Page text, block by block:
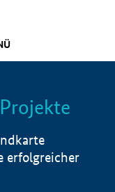
Info
erfolgreicher